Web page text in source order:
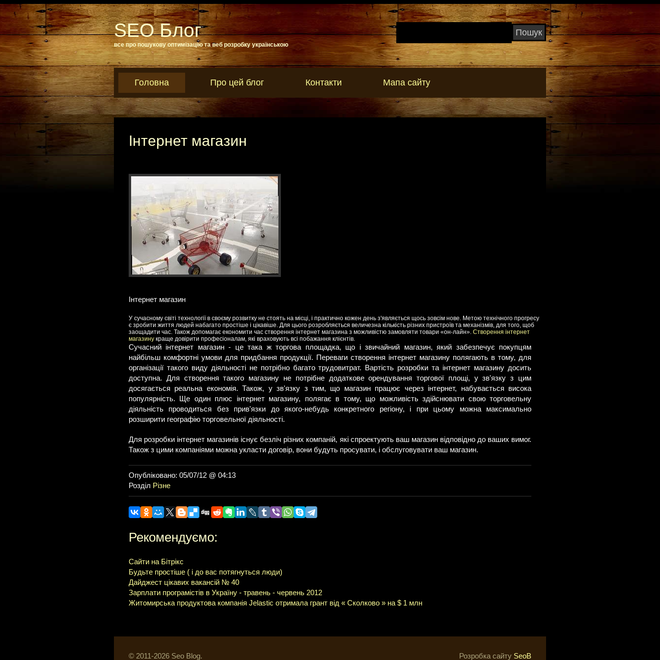
SEO Блог
все про пошукову оптимізацію та веб розробку українською
Головна Про цей блог Контакти Мапа сайту
Інтернет магазин
Інтернет магазин
У сучасному світі технології в своєму розвитку не стоять на місці, і практично кожен день з'являється щось зовсім нове. Метою технічного прогресу
є зробити життя людей набагато простіше і цікавіше. Для цього розробляється величезна кількість різних пристроїв та механізмів, для того, щоб
заощадити час. Також допомагає економити час створення інтернет магазина з можливістю замовляти товари «он-лайн». Створення інтернет
магазину краще довірити професіоналам, які враховують всі побажання клієнтів.
Сучасний інтернет магазин - це така ж торгова площадка, що і звичайний магазин, який забезпечує покупцям
найбільш комфортні умови для придбання продукції. Переваги створення інтернет магазину полягають в тому, для
організації такого виду діяльності не потрібно багато трудовитрат. Вартість розробки та інтернет магазину досить
доступна. Для створення такого магазину не потрібне додаткове орендування торгової площі, у зв'язку з цим
досягається реальна економія. Також, у зв'язку з тим, що магазин працює через інтернет, набувається висока
популярність. Ще один плюс інтернет магазину, полягає в тому, що можливість здійснювати свою торговельну
діяльність проводиться без прив'язки до якого-небудь конкретного регіону, і при цьому можна максимально
розширити географію торговельної діяльності.
Для розробки інтернет магазинів існує безліч різних компаній, які спроектують ваш магазин відповідно до ваших вимог.
Також з цими компаніями можна укласти договір, вони будуть просувати, і обслуговувати ваш магазин.
Опубліковано: 05/07/12 @ 04:13
Розділ Різне
Рекомендуємо:
Сайти на Бітрікс
Будьте простіше ( і до вас потягнуться люди)
Дайджест цікавих вакансій № 40
Зарплати програмістів в Україну - травень - червень 2012
Житомирська продуктова компанія Jelastic отримала грант від « Сколково » на $ 1 млн
© 2011-2026 Seo Blog. Розробка сайту SeoB